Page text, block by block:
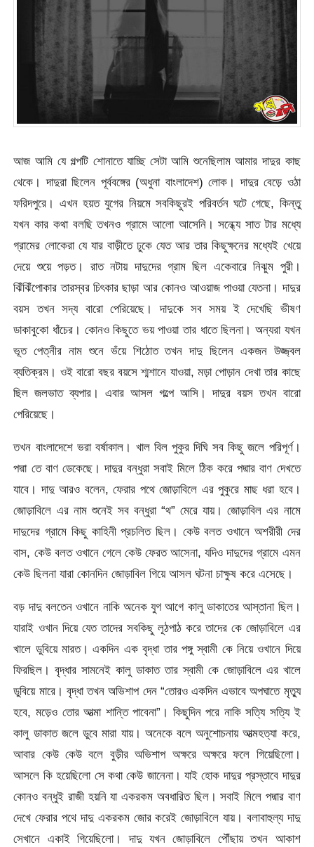
আজ আমি যে গল্পটি শোনাতে যাচ্ছি সেটা আমি শুনেছিলাম আমার দাদুর কাছ
থেকে। দাদুরা ছিলেন পূর্ববঙ্গের (অধুনা বাংলাদেশ) লোক। দাদুর বেড়ে ওঠা
ফরিদপুরে। এখন হয়ত যুগের নিয়মে সবকিছুরই পরিবর্তন ঘটে গেছে, কিন্তু
যখন কার কথা বলছি তখনও গ্রামে আলো আসেনি। সন্ধ্যে সাত টার মধ্যে
গ্রামের লোকেরা যে যার বাড়ীতে ঢুকে যেত আর তার কিছুক্ষনের মধ্যেই খেয়ে
দেয়ে শুয়ে পড়ত। রাত নটায় দাদুদের গ্রাম ছিল একেবারে নিঝুম পুরী।
ঝিঁঝিঁপোকার তারস্বর চিৎকার ছাড়া আর কোনও আওয়াজ পাওয়া যেতনা। দাদুর
বয়স তখন সদ্য বারো পেরিয়েছে। দাদুকে সব সময় ই দেখেছি ভীষণ
ডাকাবুকো ধাঁচের। কোনও কিছুতে ভয় পাওয়া তার ধাতে ছিলনা। অন্যরা যখন
ভূত পেত্নীর নাম শুনে ভঁয়ে শিঠোত তখন দাদু ছিলেন একজন উজ্জ্বল
ব্যতিক্রম। ওই বারো বছর বয়সে শ্মশানে যাওয়া, মড়া পোড়ান দেখা তার কাছে
ছিল জলভাত ব্যপার। এবার আসল গল্পে আসি। দাদুর বয়স তখন বারো
পেরিয়েছে।
তখন বাংলাদেশে ভরা বর্ষাকাল। খাল বিল পুকুর দিঘি সব কিছু জলে পরিপূর্ণ।
পদ্মা তে বাণ ডেকেছে। দাদুর বন্ধুরা সবাই মিলে ঠিক করে পদ্মার বাণ দেখতে
যাবে। দাদু আরও বলেন, ফেরার পথে জোড়াবিলে এর পুকুরে মাছ ধরা হবে।
জোড়াবিলে এর নাম শুনেই সব বন্ধুরা “থ” মেরে যায়। জোড়াবিল এর নামে
দাদুদের গ্রামে কিছু কাহিনী প্রচলিত ছিল। কেউ বলত ওখানে অশরীরী দের
বাস, কেউ বলত ওখানে গেলে কেউ ফেরত আসেনা, যদিও দাদুদের গ্রামে এমন
কেউ ছিলনা যারা কোনদিন জোড়াবিল গিয়ে আসল ঘটনা চাক্ষুষ করে এসেছে।
বড় দাদু বলতেন ওখানে নাকি অনেক যুগ আগে কালু ডাকাতের আস্তানা ছিল।
যারাই ওখান দিয়ে যেত তাদের সবকিছু লূঠপাঠ করে তাদের কে জোড়াবিলে এর
খালে ডুবিয়ে মারত। একদিন এক বৃদ্ধা তার পঙ্গু স্বামী কে নিয়ে ওখানে দিয়ে
ফিরছিল। বৃদ্ধার সামনেই কালু ডাকাত তার স্বামী কে জোড়াবিলে এর খালে
ডুবিয়ে মারে। বৃদ্ধা তখন অভিশাপ দেন “তোরও একদিন এভাবে অপঘাতে মৃত্যু
হবে, মড়েও তোর আত্মা শান্তি পাবেনা”। কিছুদিন পরে নাকি সত্যি সত্যি ই
কালু ডাকাত জলে ডুবে মারা যায়। অনেকে বলে অনুশোচনায় আত্মহত্যা করে,
আবার কেউ কেউ বলে বুড়ীর অভিশাপ অক্ষরে অক্ষরে ফলে গিয়েছিলো।
আসলে কি হয়েছিলো সে কথা কেউ জানেনা। যাই হোক দাদুর প্রস্তাবে দাদুর
কোনও বন্ধুই রাজী হয়নি যা একরকম অবধারিত ছিল। সবাই মিলে পদ্মার বাণ
দেখে ফেরার পথে দাদু একরকম জোর করেই জোড়াবিলে যায়। বলাবাহুল্য দাদু
সেখানে একাই গিয়েছিলো। দাদু যখন জোড়াবিলে পৌঁছায় তখন আকাশ